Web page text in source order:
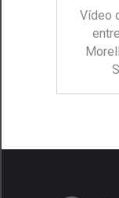
Vídeo